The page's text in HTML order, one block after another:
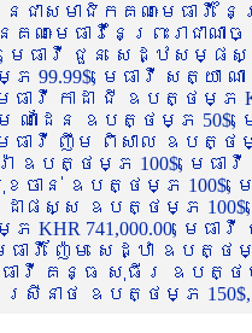
សមាជិកគណៈមេធាវី
នគណៈមេធាវីនៃព្រះរា
មេធាវី ជួន សេដ្ឋស
មេធាវី សត្យា ណ
ធាវី កាដា ជី ឧបត្ថម្ភ
ណាដែន ឧបត្ថម្ភ 50$,
មេធាវី ញឹម ពិសាល ឧបត្ថ
រ៉ា ឧបត្ថម្ភ 100$, មេ
ខចាន់ ឧបត្ថម្ភ
ដាផស្ស ឧបត្ថម្ភ
KHR 741,000.00, មេ
ាវី ញ៉ែម សេដ្ឋា ឧបត្ថ
វី គន្ធ សុធីរ ឧបត្ថម្ភ
ស្រីនាថ ឧបត្ថម្ភ 150$,